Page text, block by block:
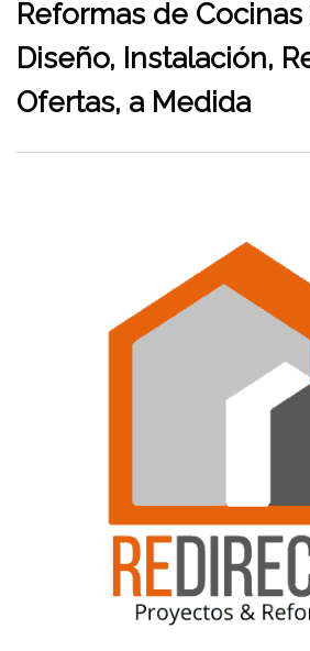
Reformas de Cocinas
Diseño, Instalación,
Ofertas, a Medida